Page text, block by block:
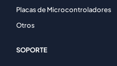
Placas de Microcontroladores
Otros
SOPORTE